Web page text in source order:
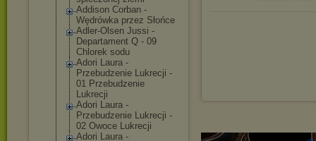
Addison Corban -
Wędrówka przez Słońce
Adler-Olsen Jussi -
Departament Q - 09
Chlorek sodu
Adori Laura -
Przebudzenie Lukrecji -
01 Przebudzenie
Lukrecji
Adori Laura -
Przebudzenie Lukrecji -
02 Owoce Lukrecji
Adori Laura -